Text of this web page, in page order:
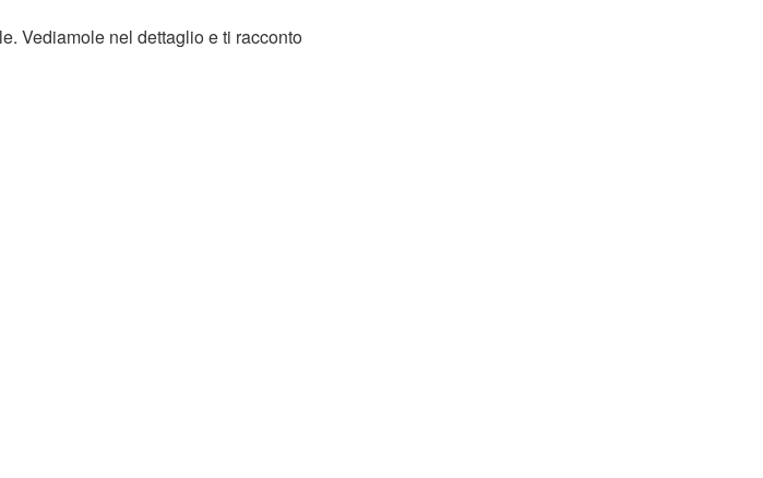
Vediamole nel dettaglio e ti racconto